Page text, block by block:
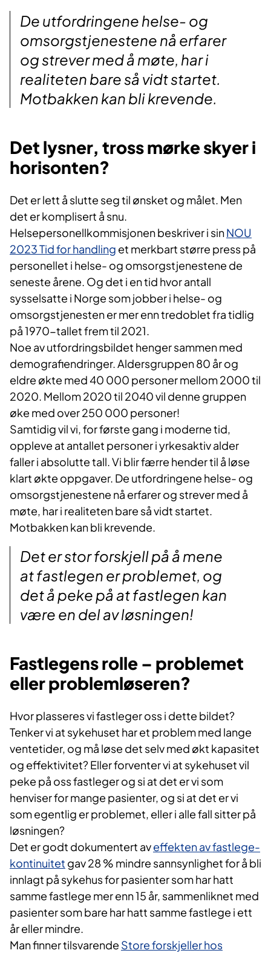
De utfordringene helse- og
omsorgstjenestene nå erfarer
og strever med å møte, har i
realiteten bare så vidt startet.
Motbakken kan bli krevende.
Det lysner, tross mørke skyer i
horisonten?
Det er lett å slutte seg til ønsket og målet. Men
det er komplisert å snu.
Helsepersonellkommisjonen beskriver i sinNOU
2023 Tid for handling et merkbart større press på
personellet i helse- og omsorgstjenestene de
seneste årene. Og det i en tid hvor antall
sysselsatte i Norge som jobber i helse- og
omsorgstjenesten er mer enn tredoblet fra tidlig
på 1970-tallet frem til 2021.
Noe av utfordringsbildet henger sammen med
demografiendringer. Aldersgruppen 80 år og
eldre økte med 40 000 personer mellom 2000 til
2020. Mellom 2020 til 2040 vil denne gruppen
øke med over 250 000 personer!
Samtidig vil vi, for første gang i moderne tid,
oppleve at antallet personer i yrkesaktiv alder
faller i absolutte tall. Vi blir færre hender til å løse
klart økte oppgaver. De utfordringene helse- og
omsorgstjenestene nå erfarer og strever med å
møte, har i realiteten bare så vidt startet.
Motbakken kan bli krevende.
Det er stor forskjell på å mene
at fastlegen er problemet, og
det å peke på at fastlegen kan
være en del av løsningen!
Fastlegens rolle – problemet
eller problemløseren?
Hvor plasseres vi fastleger oss i dette bildet?
Tenker vi at sykehuset har et problem med lange
ventetider, og må løse det selv med økt kapasitet
og effektivitet? Eller forventer vi at sykehuset vil
peke på oss fastleger og si at det er vi som
henviser for mange pasienter, og si at det er vi
som egentlig er problemet, eller i alle fall sitter på
løsningen?
Det er godt dokumentert aveffekten av fastlege-
kontinuitet gav 28 % mindre sannsynlighet for å bli
innlagt på sykehus for pasienter som har hatt
samme fastlege mer enn 15 år, sammenliknet med
pasienter som bare har hatt samme fastlege i ett
år eller mindre.
Man finner tilsvarende Store forskjeller hos